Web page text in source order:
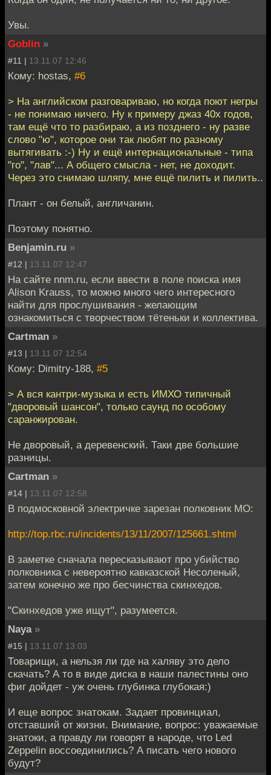
Увы.
Goblin »
#11 | 13.11.07 12:46
Кому: hostas, #6
> На английском разговариваю, но когда поют негры
- не понимаю ничего. Ну к примеру джаз 40х годов,
там ещё что то разбираю, а из позднего - ну разве
слово "ю", которое они так любят по разному
вытягивать :-) Ну и ещё интернациональные - типа
"го", "лав"... А общего смысла - нет, не доходит.
Через это снимаю шляпу, мне ещё пилить и пилить..
Плант - он белый, англичанин.
Поэтому понятно.
Benjamin.ru »
#12 | 13.11.07 12:47
На сайте nnm.ru, если ввести в поле поиска имя
Alison Krauss, то можно много чего интересного
найти для прослушивания - желающим
ознакомиться с творчеством тётеньки и коллектива.
Cartman »
#13 | 13.11.07 12:54
Кому: Dimitry-188, #5
> А вся кантри-музыка и есть ИМХО типичный
"дворовый шансон", только саунд по особому
саранжирован.
Не дворовый, а деревенский. Таки две большие
разницы.
Cartman »
#14 | 13.11.07 12:58
В подмосковной электричке зарезан полковник МО:
http://top.rbc.ru/incidents/13/11/2007/125661.shtml
В заметке сначала пересказывают про убийство
полковника с невероятно кавказской Несоленый,
затем конечно же про бесчинства скинхедов.
"Скинхедов уже ищут", разумеется.
Naya »
#15 | 13.11.07 13:03
Товарищи, а нельзя ли где на халяву это дело
скачать? А то в виде диска в наши палестины оно
фиг дойдет - уж очень глубинка глубокая:)
И еще вопрос знатокам. Задает провинциал,
отставший от жизни. Внимание, вопрос: уважаемые
знатоки, а правду ли говорят в народе, что Led
Zeppelin воссоединились? А писать чего нового
будут?